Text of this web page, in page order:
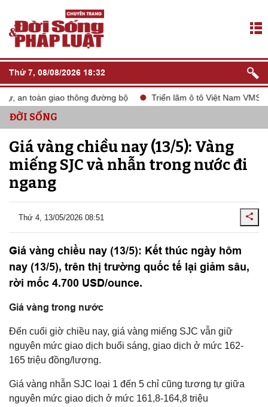
Thứ 7, 08/08/2026 18:32
toàn giao thông đường bộ Triển lãm ô tô Việt Nam VMS 2024
ĐỜI SỐNG
Giá vàng chiều nay (13/5): Vàng
miếng SJC và nhẫn trong nước đi
ngang
Thứ 4, 13/05/2026 08:51
Giá vàng chiều nay (13/5): Kết thúc ngày hôm
nay (13/5), trên thị trường quốc tế lại giảm sâu,
rời mốc 4.700 USD/ounce.
Giá vàng trong nước
Đến cuối giờ chiều nay, giá vàng miếng SJC vẫn giữ
nguyên mức giao dịch buổi sáng, giao dịch ở mức 162-
165 triệu đồng/lượng.
Giá vàng nhẫn SJC loại 1 đến 5 chỉ cũng tương tự giữa
nguyên mức giao dịch ở mức 161,8-164,8 triệu